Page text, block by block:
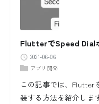
FlutterでSpeed Dial
2021-06-06
アプリ開発
この記事では、Flutter
装する方法を紹介しま